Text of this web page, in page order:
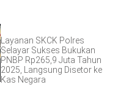
Layanan SKCK Polres
Selayar Sukses Bukukan
PNBP Rp265,9 Juta Tahun
2025, Langsung Disetor ke
Kas Negara